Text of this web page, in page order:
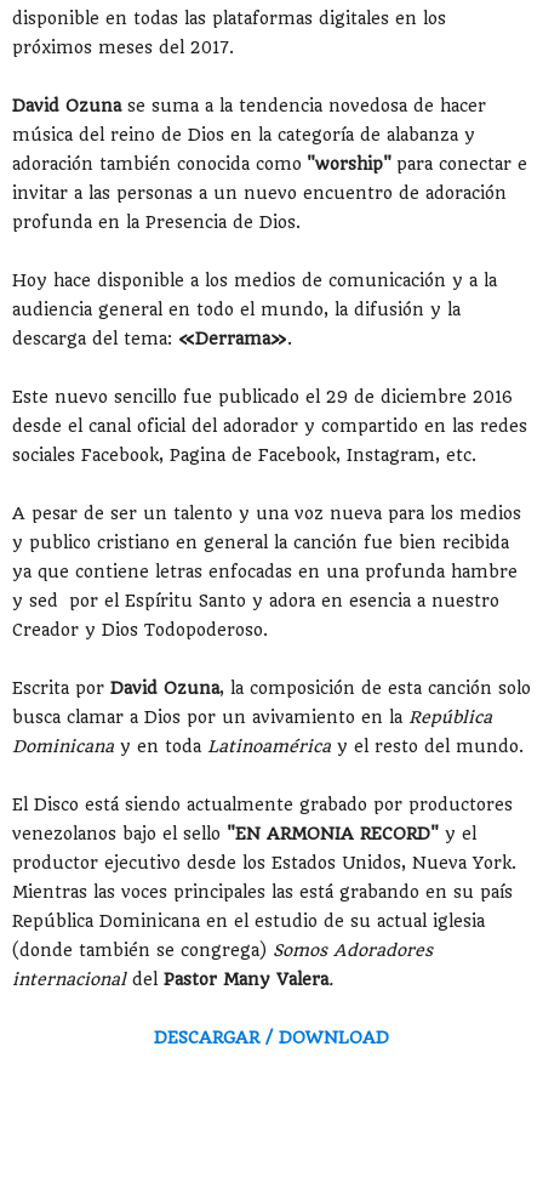
disponible en todas las plataformas digitales en los
próximos meses del 2017.
David Ozunase suma a la tendencia novedosa de hacer
música del reino de Dios en la categoría de alabanza y
adoración también conocida como "worship" para conectar e
invitar a las personas a un nuevo encuentro de adoración
profunda en la Presencia de Dios.
Hoy hace disponible a los medios de comunicación y a la
audiencia general en todo el mundo, la difusión y la
descarga del tema: «Derrama».
Este nuevo sencillo fue publicado el 29 de diciembre 2016
desde el canal oficial del adorador y compartido en las redes
sociales Facebook, Pagina de Facebook, Instagram, etc.
A pesar de ser un talento y una voz nueva para los medios
y publico cristiano en general la canción fue bien recibida
ya que contiene letras enfocadas en una profunda hambre
y sed por el Espíritu Santo y adora en esencia a nuestro
Creador y Dios Todopoderoso.
Escrita por David Ozuna, la composición de esta canción solo
busca clamar a Dios por un avivamiento en la República
Dominicana y en toda Latinoamérica y el resto del mundo.
El Disco está siendo actualmente grabado por productores
venezolanos bajo el sello "EN ARMONIA RECORD" y el
productor ejecutivo desde los Estados Unidos, Nueva York.
Mientras las voces principales las está grabando en su país
República Dominicana en el estudio de su actual iglesia
(donde también se congrega) Somos Adoradores
internacional del Pastor Many Valera.
DESCARGAR / DOWNLOAD